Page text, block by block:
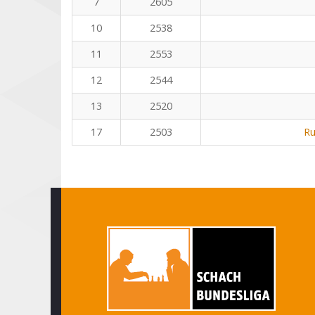
10
2538
11
2553
12
2544
13
2520
17
2503